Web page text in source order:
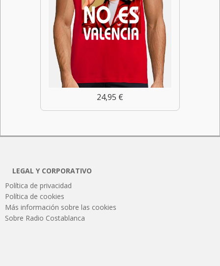
24,95 €
LEGAL Y CORPORATIVO
Política de privacidad
Política de cookies
Más información sobre las cookies
Sobre Radio Costablanca